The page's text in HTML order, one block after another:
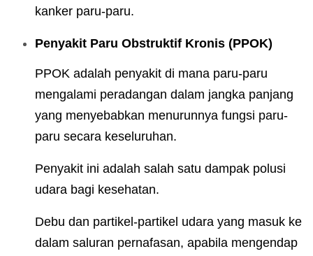
kanker paru-paru.
Penyakit Paru Obstruktif Kronis (PPOK)
PPOK adalah penyakit di mana paru-paru
mengalami peradangan dalam jangka panjang
yang menyebabkan menurunnya fungsi paru-
paru secara keseluruhan.
Penyakit ini adalah salah satu dampak polusi
udara bagi kesehatan.
Debu dan partikel-partikel udara yang masuk ke
dalam saluran pernafasan, apabila mengendap